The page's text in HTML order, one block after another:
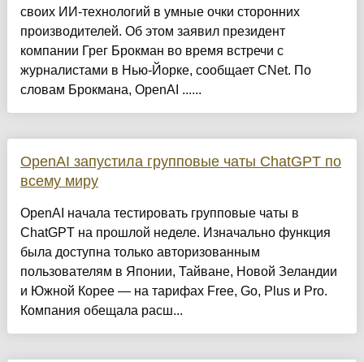
своих ИИ-технологий в умные очки сторонних
производителей. Об этом заявил президент
компании Грег Брокман во время встречи с
журналистами в Нью-Йорке, сообщает CNet. По
словам Брокмана, OpenAI ......
OpenAI запустила групповые чаты ChatGPT по
всему миру
OpenAI начала тестировать групповые чаты в
ChatGPT на прошлой неделе. Изначально функция
была доступна только авторизованным
пользователям в Японии, Тайване, Новой Зеландии
и Южной Корее — на тарифах Free, Go, Plus и Pro.
Компания обещала расш...